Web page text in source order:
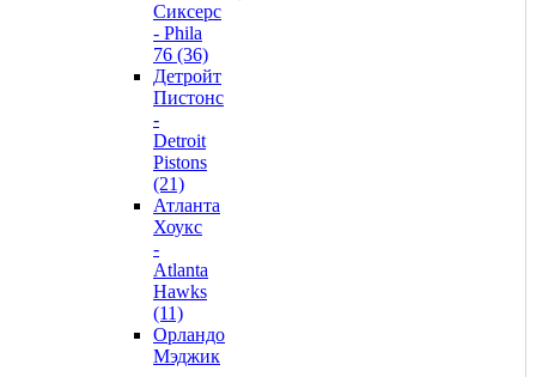
Сиксерс
- Phila
76 (36)
Детройт
Пистонс
-
Detroit
Pistons
(21)
Атланта
Хоукс
-
Atlanta
Hawks
(11)
Орландо
Мэджик